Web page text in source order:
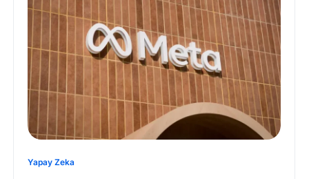
Yapay Zeka